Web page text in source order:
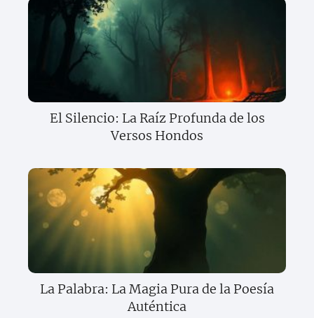
El Silencio: La Raíz Profunda de los
Versos Hondos
La Palabra: La Magia Pura de la Poesía
Auténtica